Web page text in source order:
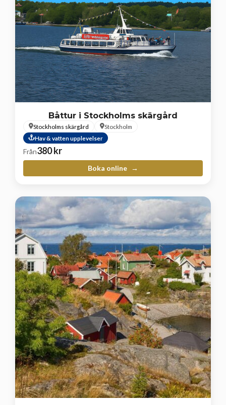
Båttur i Stockholms skärgård
Stockholms skärgård
Stockholm
Hav & vatten upplevelser
Från380kr
Boka online